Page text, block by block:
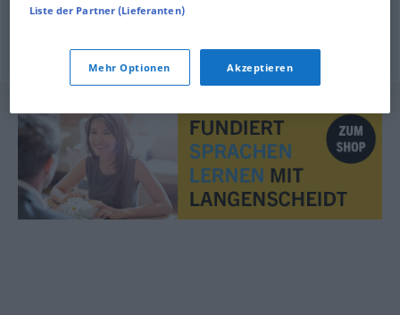
Vertretung,Ersatz
© OpenThesaurus.de
Liste der Partner (Lieferanten)
Mehr Optionen Akzeptieren